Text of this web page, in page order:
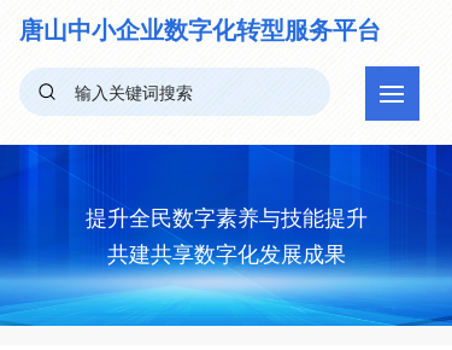
唐山中小企业数字化转型服务平台
提升全民数字素养与技能提升
共建共享数字化发展成果